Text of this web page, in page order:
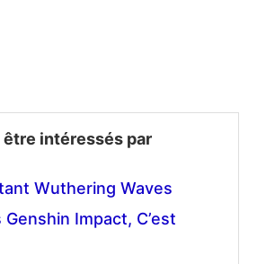
intéressés par
Wuthering Waves
Impact, C’est